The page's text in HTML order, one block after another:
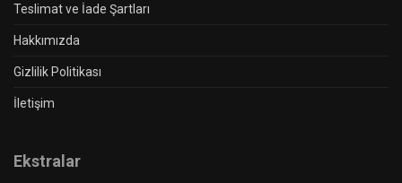
Teslimat ve İade Şartları
Hakkımızda
Gizlilik Politikası
İletişim
Ekstralar